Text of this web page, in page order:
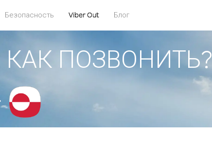
Безопасность Viber Out Блог
КАК ПОЗВОНИТЬ?